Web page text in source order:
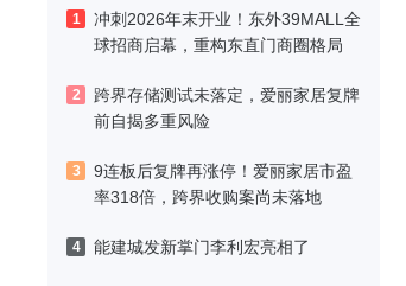
1
冲刺2026年末开业！东外39MALL全
球招商启幕，重构东直门商圈格局
2
跨界存储测试未落定，爱丽家居复牌
前自揭多重风险
3
9连板后复牌再涨停！爱丽家居市盈
率318倍，跨界收购案尚未落地
4 能建城发新掌门李利宏亮相了